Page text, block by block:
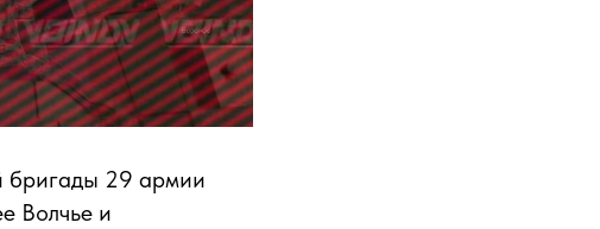
бригады 29 армии
Волчье и